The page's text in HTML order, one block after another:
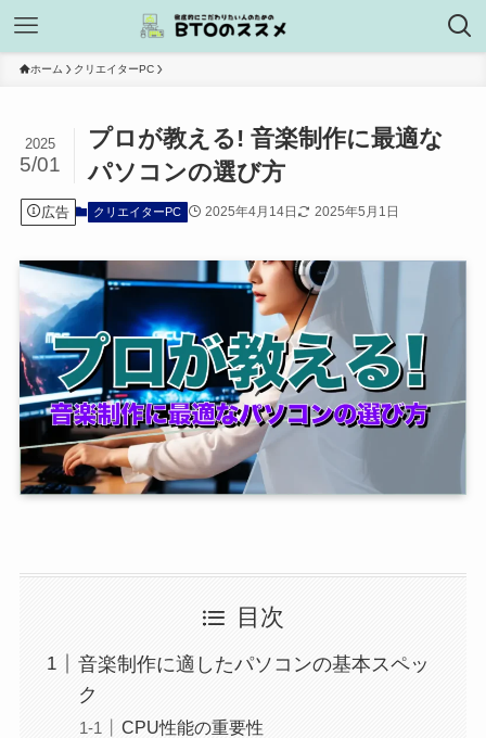
ホーム クリエイターPC
プロが教える! 音楽制作に最適な
パソコンの選び方
2025
5/01
広告 クリエイターPC 2025年4月14日 2025年5月1日
目次
音楽制作に適したパソコンの基本スペッ
ク
CPU性能の重要性